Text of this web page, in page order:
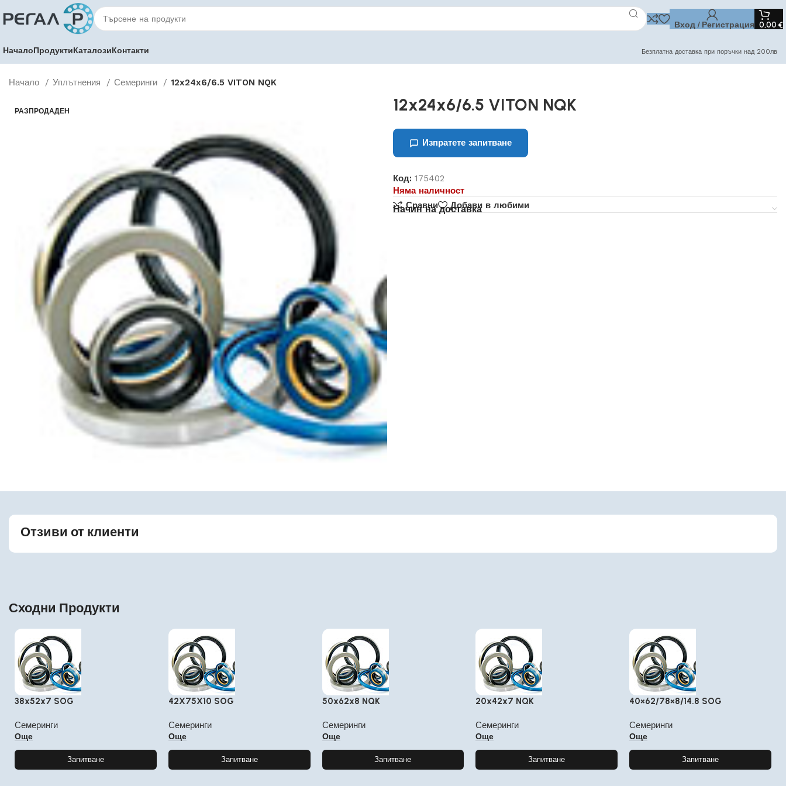
Вход / Регистрация 0,00 €
НачалоПродуктиКаталозиКонтакти Безплатна доставка при поръчки над 200лв
Начало Уплътнения Семеринги 12x24x6/6.5 VITON NQK
РАЗПРОДАДЕН 12x24x6/6.5 VITON NQK
Изпратете запитване
Код: 175402
Няма наличност
Сравни
Добави в любими
Начин на доставка
Отзиви от клиенти
Сходни Продукти
38x52x7 SOG
Семеринги
Още
Запитване
42X75X10 SOG
Семеринги
Още
Запитване
50x62x8 NQK
Семеринги
Още
Запитване
20x42x7 NQK
Семеринги
Още
Запитване
40×62/78×8/14.8 SOG
Семеринги
Още
Запитване